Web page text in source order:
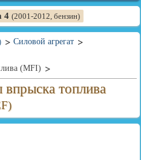
4 (2001-2012, бензин)
Силовой агрегат
(MFI)
топлива